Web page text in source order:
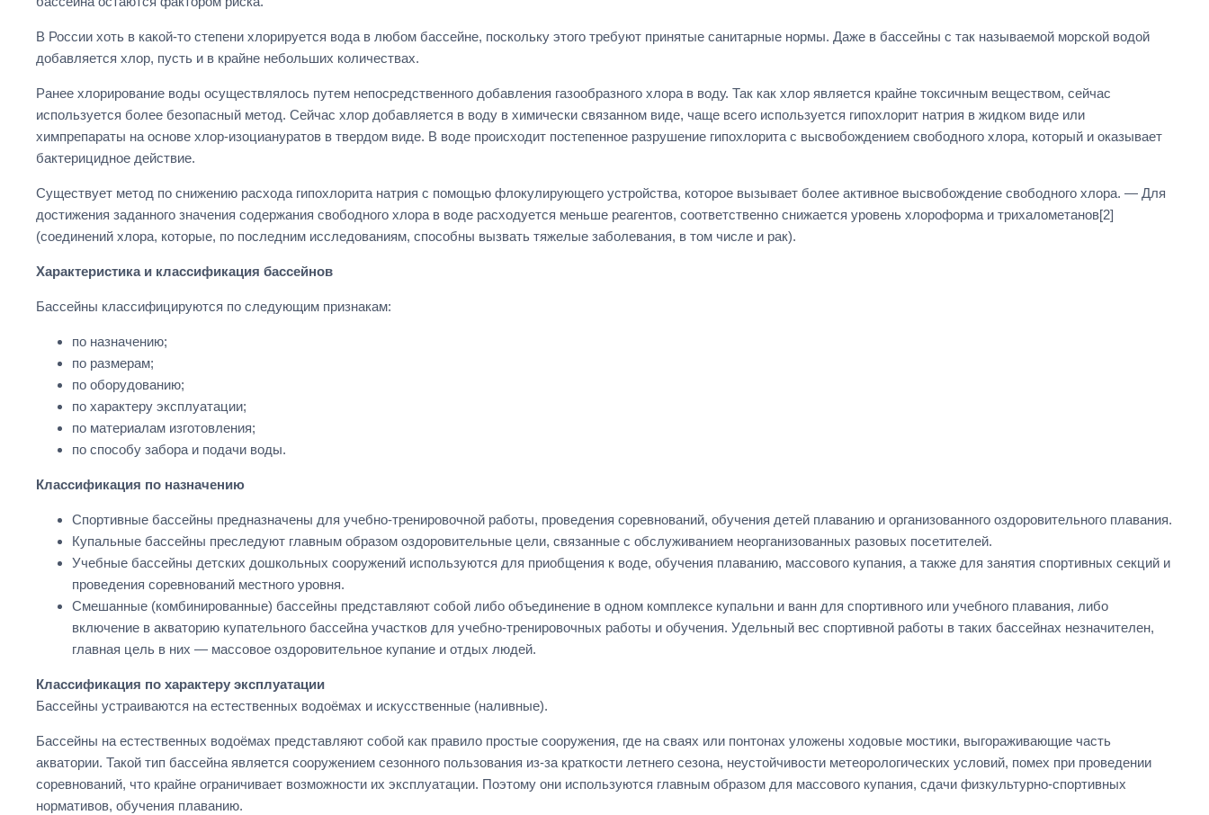
В России хоть в какой-то степени хлорируется вода в любом бассейне, поскольку этого требуют принятые санитарные нормы. Даже в бассейны с так называемой морской водой
добавляется хлор, пусть и в крайне небольших количествах.
Ранее хлорирование воды осуществлялось путем непосредственного добавления газообразного хлора в воду. Так как хлор является крайне токсичным веществом, сейчас
используется более безопасный метод. Сейчас хлор добавляется в воду в химически связанном виде, чаще всего используется гипохлорит натрия в жидком виде или
химпрепараты на основе хлор-изоциануратов в твердом виде. В воде происходит постепенное разрушение гипохлорита с высвобождением свободного хлора, который и оказывает
бактерицидное действие.
Существует метод по снижению расхода гипохлорита натрия с помощью флокулирующего устройства, которое вызывает более активное высвобождение свободного хлора. — Для
достижения заданного значения содержания свободного хлора в воде расходуется меньше реагентов, соответственно снижается уровень хлороформа и трихалометанов[2]
(соединений хлора, которые, по последним исследованиям, способны вызвать тяжелые заболевания, в том числе и рак).
Характеристика и классификация бассейнов
Бассейны классифицируются по следующим признакам:
по назначению;
по размерам;
по оборудованию;
по характеру эксплуатации;
по материалам изготовления;
по способу забора и подачи воды.
Классификация по назначению
Спортивные бассейны предназначены для учебно-тренировочной работы, проведения соревнований, обучения детей плаванию и организованного оздоровительного плавания.
Купальные бассейны преследуют главным образом оздоровительные цели, связанные с обслуживанием неорганизованных разовых посетителей.
Учебные бассейны детских дошкольных сооружений используются для приобщения к воде, обучения плаванию, массового купания, а также для занятия спортивных секций и
проведения соревнований местного уровня.
Смешанные (комбинированные) бассейны представляют собой либо объединение в одном комплексе купальни и ванн для спортивного или учебного плавания, либо
включение в акваторию купательного бассейна участков для учебно-тренировочных работы и обучения. Удельный вес спортивной работы в таких бассейнах незначителен,
главная цель в них — массовое оздоровительное купание и отдых людей.
Классификация по характеру эксплуатации
Бассейны устраиваются на естественных водоёмах и искусственные (наливные).
Бассейны на естественных водоёмах представляют собой как правило простые сооружения, где на сваях или понтонах уложены ходовые мостики, выгораживающие часть
акватории. Такой тип бассейна является сооружением сезонного пользования из-за краткости летнего сезона, неустойчивости метеорологических условий, помех при проведении
соревнований, что крайне ограничивает возможности их эксплуатации. Поэтому они используются главным образом для массового купания, сдачи физкультурно-спортивных
нормативов, обучения плаванию.